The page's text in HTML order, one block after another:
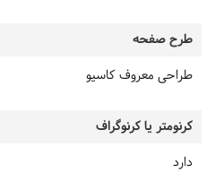
طرح صفحه
طراحی معروف کاسیو
کرنومتر یا کرنوگراف
دارد